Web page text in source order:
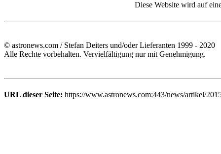
Diese Website wird auf
© astronews.com / Stefan Deiters und/oder Lieferanten 1999 - 2020
Alle Rechte vorbehalten. Vervielfältigung nur mit Genehmigung.
URL dieser Seite: https://www.astronews.com:443/news/artikel/